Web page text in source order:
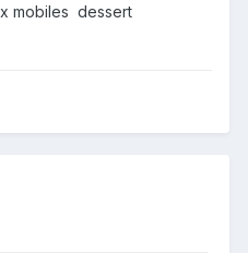
mobiles dessert